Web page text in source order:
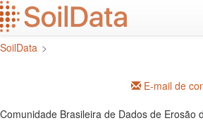
Ir
para
o
conteúdo
SoilData >
E-mail de
Comunidade Brasileira de Dados de Erosão